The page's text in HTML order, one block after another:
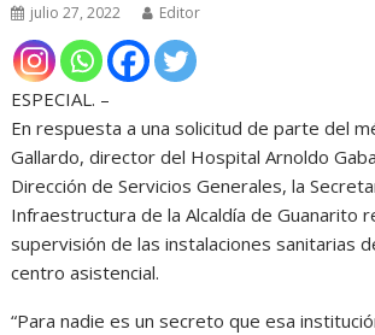
julio 27, 2022 Editor
ESPECIAL. –
En respuesta a una solicitud de parte del
Gallardo, director del Hospital Arnoldo
Dirección de Servicios Generales, la
Infraestructura de la Alcaldía de Guanarito
supervisión de las instalaciones sanitarias
centro asistencial.
“Para nadie es un secreto que esa